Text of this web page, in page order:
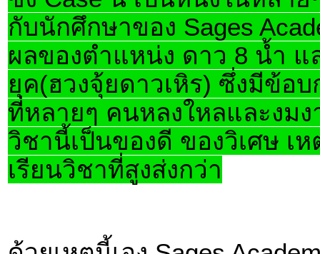
กับนักศึกษาของ Sages
ผลของตำแหน่ง ดาว 8 น้ำ แ
ยุค(ฮวงจุ้ยดาวเหิร) ซึ่งมีข้อ
ที่หลายๆ คนหลงใหลและงม
วิชานี้เป็นของดี ของวิเศษ เ
เรียนวิชาที่สูงส่งกว่า